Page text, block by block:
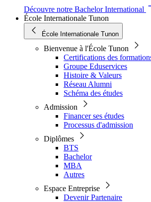
Découvre notre Bachelor International
École Internationale Tunon
École Internationale Tunon
Bienvenue à l'École Tunon
Certifications des
Groupe Eduservices
Histoire & Valeurs
Réseau Alumni
Schéma des études
Admission
Financer ses études
Processus d'admission
Diplômes
BTS
Bachelor
MBA
Autres
Espace Entreprise
Devenir Partenaire